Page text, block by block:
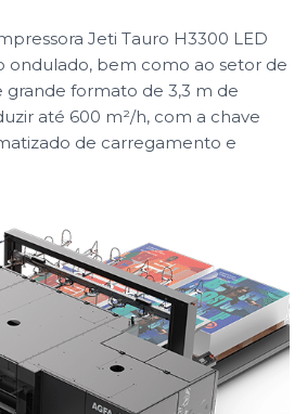
Jeti Tauro H3300 LED
bem como ao setor de
grande formato de 3,3 m de
até 600 m²/h, com a chave
de carregamento e